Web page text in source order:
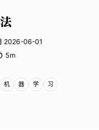
2026-06-01
5m
机 器 学 习